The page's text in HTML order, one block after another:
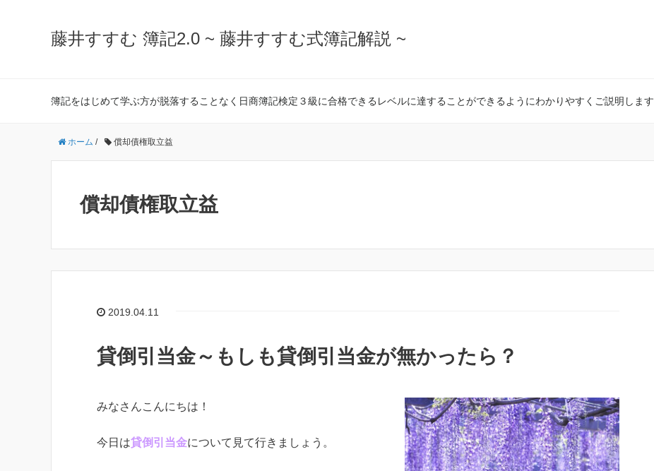
藤井すすむ 簿記2.0 ~ 藤井すすむ式簿記解説 ~
簿記をはじめて学ぶ方が脱落することなく日商簿記検定３級に合格できるレベルに達することができるようにわかりやすくご説明します
ホーム / 償却債権取立益
償却債権取立益
2019.04.11
貸倒引当金～もしも貸倒引当金が無かったら？
みなさんこんにちは！
今日は貸倒引当金について見て行きましょう。